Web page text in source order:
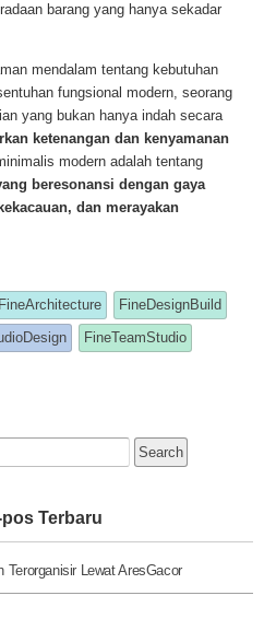
barang yang hanya sekadar
mendalam tentang kebutuhan
fungsional modern, seorang
yang bukan hanya indah secara
ketenangan dan kenyamanan
modern adalah tentang
beresonansi dengan gaya
dan merayakan
FineArchitecture
FineDesignBuild
FineTeamStudio
pos Terbaru
Terorganisir Lewat AresGacor